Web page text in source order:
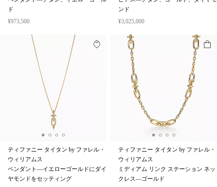
ペンダント—チタン、イエローゴール
ド
¥973,500
ピアス—チタン、ゴールド、ダイヤモ
ンド
¥3,025,000
ティファニー タイタン by ファレル・
ウィリアムス
ペンダント—イエローゴールドにダイ
ヤモンドをセッティング
ティファニー タイタン by ファレル・
ウィリアムス
ミディアム リンク ステーション ネッ
クレス—ゴールド